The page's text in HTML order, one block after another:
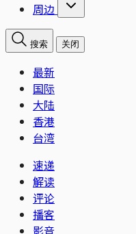
周边
搜索 关闭
最新
国际
大陆
香港
台湾
速递
解读
评论
播客
影音